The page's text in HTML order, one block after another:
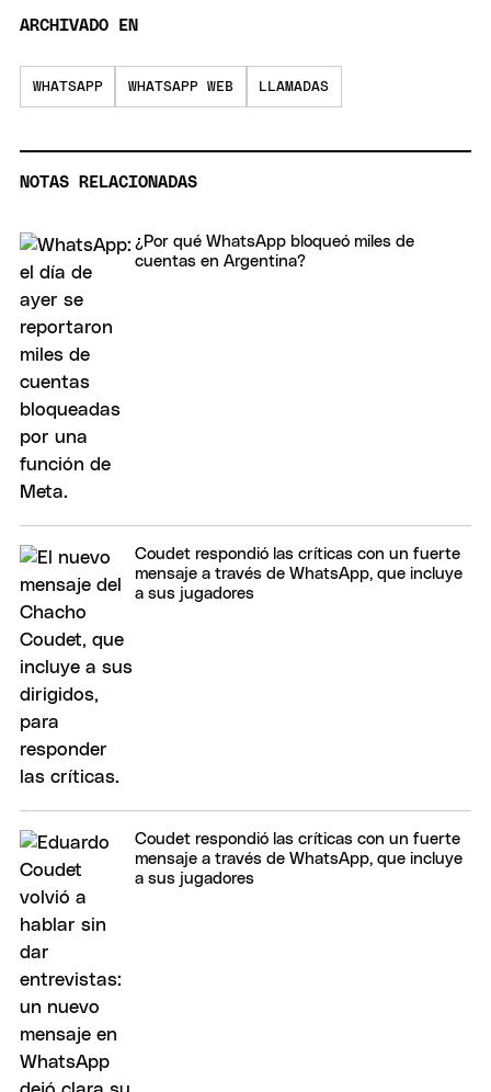
ARCHIVADO EN
WHATSAPP WHATSAPP WEB LLAMADAS
NOTAS RELACIONADAS
¿Por qué WhatsApp bloqueó miles de
cuentas en Argentina?
Coudet respondió las críticas con un fuerte
mensaje a través de WhatsApp, que incluye
a sus jugadores
Coudet respondió las críticas con un fuerte
mensaje a través de WhatsApp, que incluye
a sus jugadores